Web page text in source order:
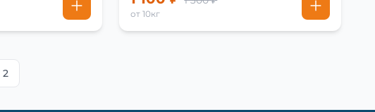
от 10кг
2